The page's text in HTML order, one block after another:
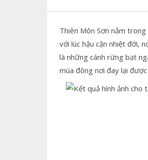
Thiên Môn Sơn nằm
với lúc hậu cận nhiệt đới,
là những cánh rừng bạt
mùa đông nơi đay lại